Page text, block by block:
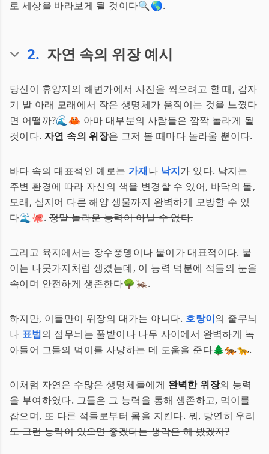
로 세상을 바라보게 될 것이다🔍🌎.
2. 자연 속의 위장 예시
당신이 휴양지의 해변가에서 사진을 찍으려고 할 때, 갑자
기 발 아래 모래에서 작은 생명체가 움직이는 것을 느꼈다
면 어떨까?🌊🦀 아마 대부분의 사람들은 깜짝 놀라게 될
것이다. 자연 속의 위장은 그저 볼 때마다 놀라울 뿐이다.
바다 속의 대표적인 예로는 가재나 낙지가 있다. 낙지는
주변 환경에 따라 자신의 색을 변경할 수 있어, 바닥의 돌,
모래, 심지어 다른 해양 생물까지 완벽하게 모방할 수 있
다🌊🐙. 정말 놀라운 능력이 아닐 수 없다.
그리고 육지에서는 장수풍뎅이나 붙이가 대표적이다. 붙
이는 나뭇가지처럼 생겼는데, 이 능력 덕분에 적들의 눈을
속이며 안전하게 생존한다🌳🦗.
하지만, 이들만이 위장의 대가는 아니다. 호랑이의 줄무늬
나 표범의 점무늬는 풀밭이나 나무 사이에서 완벽하게 녹
아들어 그들의 먹이를 사냥하는 데 도움을 준다🌲🐅🐆.
이처럼 자연은 수많은 생명체들에게 완벽한 위장의 능력
을 부여하였다. 그들은 그 능력을 통해 생존하고, 먹이를
잡으며, 또 다른 적들로부터 몸을 지킨다.뭐, 당연히 우리
도 그런 능력이 있으면 좋겠다는 생각은 해 봤겠지?